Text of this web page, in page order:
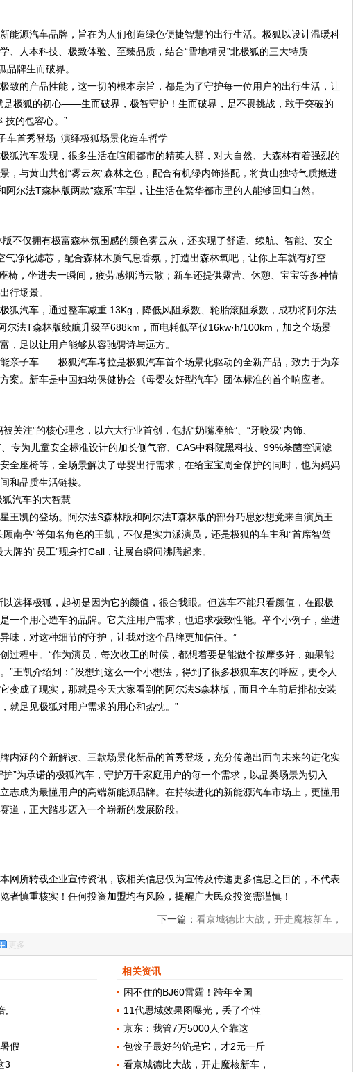
能源汽车品牌，旨在为人们创造绿色便捷智慧的出行生活。极狐以设计温暖科
、人本科技、极致体验、至臻品质，结合“雪地精灵”北极狐的三大特质
牌生而破界。
致的产品性能，这一切的根本宗旨，都是为了守护每一位用户的出行生活，让
是极狐的初心——生而破界，极智守护！生而破界，是不畏挑战，敢于突破的
技的包容心。”
车首秀登场 演绎极狐场景化造车哲学
狐汽车发现，很多生活在喧闹都市的精英人群，对大自然、大森林有着强烈的
，与黄山共创“雾云灰”森林之色，配合有机绿内饰搭配，将黄山独特气质搬进
尔法T森林版两款“森系”车型，让生活在繁华都市里的人能够回归自然。
不仅拥有极富森林氛围感的颜色雾云灰，还实现了舒适、续航、智能、安全
气净化滤芯，配合森林木质气息香氛，打造出森林氧吧，让你上车就有好空
椅，坐进去一瞬间，疲劳感烟消云散；新车还提供露营、休憩、宝宝等多种情
行场景。
狐汽车，通过整车减重 13Kg，降低风阻系数、轮胎滚阻系数，成功将阿尔法
尔法T森林版续航升级至688km，而电耗低至仅16kw·h/100km，加之全场景
，足以让用户能够从容驰骋诗与远方。
亲子车——极狐汽车考拉是极狐汽车首个场景化驱动的全新产品，致力于为亲
案。新车是中国妇幼保健协会《母婴友好型汽车》团体标准的首个响应者。
关注”的核心理念，以六大行业首创，包括“奶嘴座舱”、“牙咬级”内饰、
专为儿童安全标准设计的加长侧气帘、CAS中科院黑科技、99%杀菌空调滤
全座椅等，全场景解决了母婴出行需求，在给宝宝周全保护的同时，也为妈妈
和品质生活链接。
汽车的大智慧
王凯的登场。阿尔法S森林版和阿尔法T森林版的部分巧思妙想竟来自演员王
南亭”等知名角色的王凯，不仅是实力派演员，还是极狐的车主和“首席智驾
牌的“员工”现身打Call，让展台瞬间沸腾起来。
选择极狐，起初是因为它的颜值，很合我眼。但选车不能只看颜值，在跟极
一个用心造车的品牌。它关注用户需求，也追求极致性能。举个小例子，坐进
味，对这种细节的守护，让我对这个品牌更加信任。”
过程中。“作为演员，每次收工的时候，都想着要是能做个按摩多好，如果能
”王凯介绍到：“没想到这么一个小想法，得到了很多极狐车友的呼应，更令人
变成了现实，那就是今天大家看到的阿尔法S森林版，而且全车前后排都安装
就足见极狐对用户需求的用心和热忱。”
内涵的全新解读、三款场景化新品的首秀登场，充分传递出面向未来的进化实
”为承诺的极狐汽车，守护万千家庭用户的每一个需求，以品类场景为切入
志成为最懂用户的高端新能源品牌。在持续进化的新能源汽车市场上，更懂用
道，正大踏步迈入一个崭新的发展阶段。
网所转载企业宣传资讯，该相关信息仅为宣传及传递更多信息之目的，不代表
者慎重核实！任何投资加盟均有风险，提醒广大民众投资需谨慎！
下一篇： 看京城德比大战，开走魔核新车，
更多
,
假
3
相关资讯
困不住的BJ60雷霆！跨年全国
11代思域效果图曝光，丢了个性
京东：我管7万5000人全靠这
包饺子最好的馅是它，才2元一斤
看京城德比大战，开走魔核新车，